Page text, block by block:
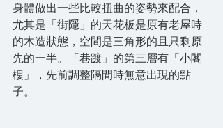
身體做出一些比較扭曲的姿勢來配合，
尤其是「街隱」的天花板是原有老屋時
的木造狀態，空間是三角形的且只剩原
先的一半。「巷踱」的第三層有「小閣
樓」，先前調整隔間時無意出現的點
子。